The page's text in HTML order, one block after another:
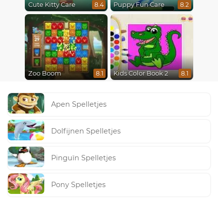
Cute Kitty Care 8.4 Puppy Fun Care 8.2
Zoo Boom 8.1 Kids Color Book 2 8.1
Apen Spelletjes
Dolfijnen Spelletjes
Pinguïn Spelletjes
Pony Spelletjes